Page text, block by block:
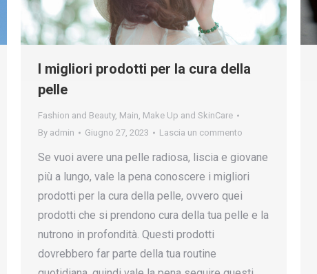
I migliori prodotti per la cura della
pelle
Fashion and Beauty, Main, Make Up and SkinCare
By admin Giugno 27, 2023 Lascia un commento
Se vuoi avere una pelle radiosa, liscia e giovane
più a lungo, vale la pena conoscere i migliori
prodotti per la cura della pelle, ovvero quei
prodotti che si prendono cura della tua pelle e la
nutrono in profondità. Questi prodotti
dovrebbero far parte della tua routine